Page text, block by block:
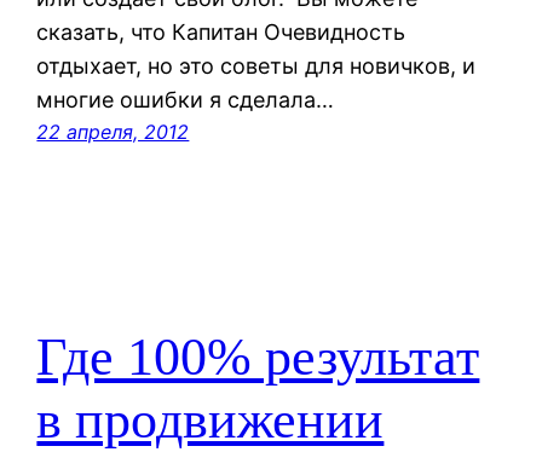
сказать, что Капитан Очевидность
отдыхает, но это советы для новичков, и
многие ошибки я сделала…
22 апреля, 2012
Где 100% результат
в продвижении